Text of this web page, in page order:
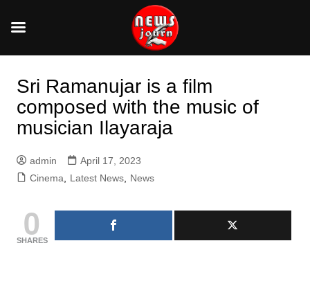
Sri Ramanujar is a film
composed with the music of
musician Ilayaraja
admin
April 17, 2023
Cinema
Latest News, News
0
SHARES